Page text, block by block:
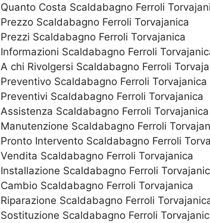
Quanto Costa Scaldabagno Ferroli
Prezzo Scaldabagno Ferroli Torvajanica
Prezzi Scaldabagno Ferroli Torvajanica
Informazioni Scaldabagno Ferroli
A chi Rivolgersi Scaldabagno Ferroli
Preventivo Scaldabagno Ferroli Torvajanica
Preventivi Scaldabagno Ferroli Torvajanica
Assistenza Scaldabagno Ferroli Torvajanica
Manutenzione Scaldabagno Ferroli
Pronto Intervento Scaldabagno Ferroli
Vendita Scaldabagno Ferroli Torvajanica
Installazione Scaldabagno Ferroli
Cambio Scaldabagno Ferroli Torvajanica
Riparazione Scaldabagno Ferroli
Sostituzione Scaldabagno Ferroli